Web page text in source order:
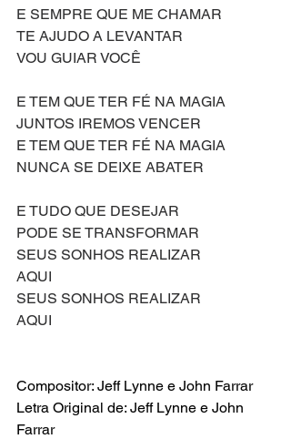
E SEMPRE QUE ME CHAMAR
TE AJUDO A LEVANTAR
VOU GUIAR VOCÊ
E TEM QUE TER FÉ NA MAGIA
JUNTOS IREMOS VENCER
E TEM QUE TER FÉ NA MAGIA
NUNCA SE DEIXE ABATER
E TUDO QUE DESEJAR
PODE SE TRANSFORMAR
SEUS SONHOS REALIZAR
AQUI
SEUS SONHOS REALIZAR
AQUI
Compositor: Jeff Lynne e John Farrar
Letra Original de: Jeff Lynne e John
Farrar